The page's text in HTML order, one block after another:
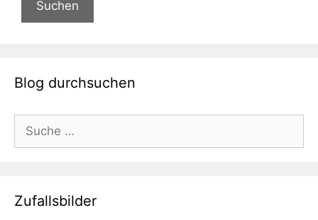
Blog durchsuchen
nach:
Zufallsbilder